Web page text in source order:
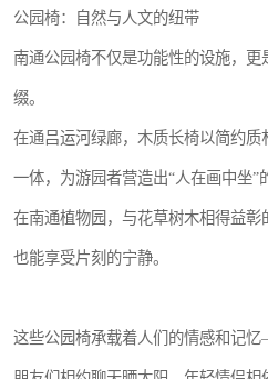
公园椅：自然与人文的纽带
南通公园椅不仅是功能性的设施，
缀。
在通吕运河绿廊，木质长椅以简约
一体，为游园者营造出“人在画中坐”
在南通植物园，与花草树木相得益彰
也能享受片刻的宁静。
这些公园椅承载着人们的情感和记